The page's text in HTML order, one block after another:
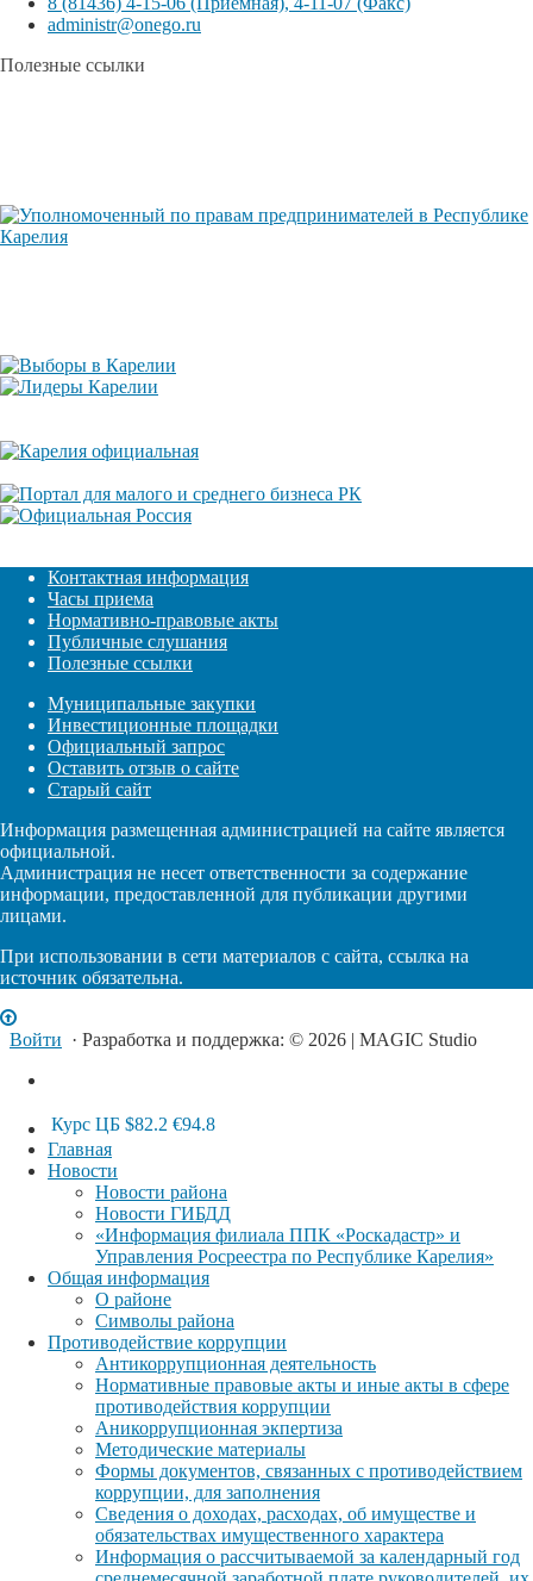
administr@onego.ru
Полезные ссылки
Контактная информация
Часы приема
Нормативно-правовые акты
Публичные слушания
Полезные ссылки
Муниципальные закупки
Инвестиционные площадки
Официальный запрос
Оставить отзыв о сайте
Старый сайт
Информация размещенная администрацией на сайте является
официальной.
Администрация не несет ответственности за содержание
информации, предоставленной для публикации другими
лицами.
При использовании в сети материалов с сайта, ссылка на
источник обязательна.
Войти · Разработка и поддержка: © 2026 | MAGIC Studio
Курс ЦБ $82.2 €94.8
Главная
Новости
Новости района
Новости ГИБДД
«Информация филиала ППК «Роскадастр» и
Управления Росреестра по Республике Карелия»
Общая информация
О районе
Символы района
Противодействие коррупции
Антикоррупционная деятельность
Нормативные правовые акты и иные акты в сфере
противодействия коррупции
Аникоррупционная экпертиза
Методические материалы
Формы документов, связанных с противодействием
коррупции, для заполнения
Сведения о доходах, расходах, об имуществе и
обязательствах имущественного характера
Информация о рассчитываемой за календарный год